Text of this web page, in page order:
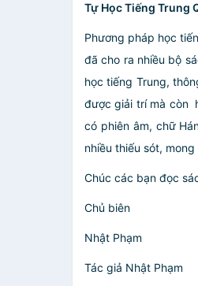
Tự Học Tiếng Trung
Phương pháp học
đã cho ra nhiều bộ
học tiếng Trung,
được giải trí mà còn
có phiên âm, chữ
nhiều thiếu sót,
Chúc các bạn đọc
Chủ biên
Nhật Phạm
Tác giả Nhật Phạm